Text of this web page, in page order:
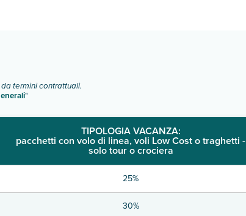
termini contrattuali.
"
TIPOLOGIA VACANZA:
pacchetti con volo di linea, voli Low Cost o traghetti -
solo tour o crociera
25%
30%